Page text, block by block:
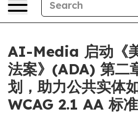
AI-Media 启动《
法案》(ADA) 第二
划，助力公共实体
WCAG 2.1 AA 标